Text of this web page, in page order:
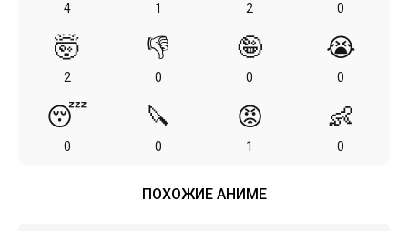
4 1 2 0
🤯
2
👎
0
🤪
0
😭
0
😴
0
🔪
0
😡
1
👶
0
ПОХОЖИЕ АНИМЕ